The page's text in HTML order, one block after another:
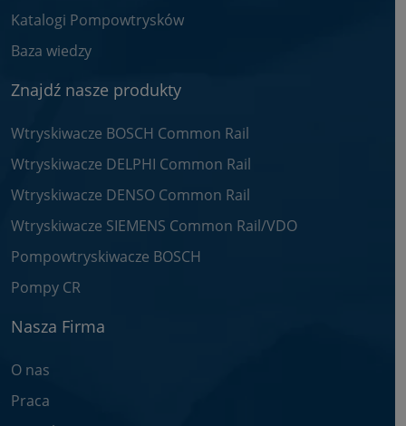
Katalogi Pompowtrysków
Baza wiedzy
Znajdź nasze produkty
Wtryskiwacze BOSCH Common Rail
Wtryskiwacze DELPHI Common Rail
Wtryskiwacze DENSO Common Rail
Wtryskiwacze SIEMENS Common Rail/VDO
Pompowtryskiwacze BOSCH
Pompy CR
Nasza Firma
O nas
Praca